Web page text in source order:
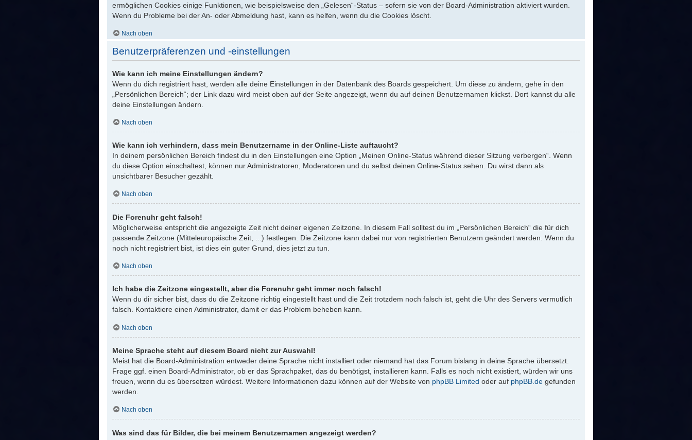
ermöglichen Cookies einige Funktionen, wie beispielsweise den „Gelesen“-Status – sofern sie von der Board-Administration aktiviert wurden.
Wenn du Probleme bei der An- oder Abmeldung hast, kann es helfen, wenn du die Cookies löscht.
Nach oben
Benutzerpräferenzen und -einstellungen
Wie kann ich meine Einstellungen ändern?
Wenn du dich registriert hast, werden alle deine Einstellungen in der Datenbank des Boards gespeichert. Um diese zu ändern, gehe in den
„Persönlichen Bereich“; der Link dazu wird meist oben auf der Seite angezeigt, wenn du auf deinen Benutzernamen klickst. Dort kannst du alle
deine Einstellungen ändern.
Nach oben
Wie kann ich verhindern, dass mein Benutzername in der Online-Liste auftaucht?
In deinem persönlichen Bereich findest du in den Einstellungen eine Option „Meinen Online-Status während dieser Sitzung verbergen“. Wenn
du diese Option einschaltest, können nur Administratoren, Moderatoren und du selbst deinen Online-Status sehen. Du wirst dann als
unsichtbarer Besucher gezählt.
Nach oben
Die Forenuhr geht falsch!
Möglicherweise entspricht die angezeigte Zeit nicht deiner eigenen Zeitzone. In diesem Fall solltest du im „Persönlichen Bereich“ die für dich
passende Zeitzone (Mitteleuropäische Zeit, ...) festlegen. Die Zeitzone kann dabei nur von registrierten Benutzern geändert werden. Wenn du
noch nicht registriert bist, ist dies ein guter Grund, dies jetzt zu tun.
Nach oben
Ich habe die Zeitzone eingestellt, aber die Forenuhr geht immer noch falsch!
Wenn du dir sicher bist, dass du die Zeitzone richtig eingestellt hast und die Zeit trotzdem noch falsch ist, geht die Uhr des Servers vermutlich
falsch. Kontaktiere einen Administrator, damit er das Problem beheben kann.
Nach oben
Meine Sprache steht auf diesem Board nicht zur Auswahl!
Meist hat die Board-Administration entweder deine Sprache nicht installiert oder niemand hat das Forum bislang in deine Sprache übersetzt.
Frage ggf. einen Board-Administrator, ob er das Sprachpaket, das du benötigst, installieren kann. Falls es noch nicht existiert, würden wir uns
freuen, wenn du es übersetzen würdest. Weitere Informationen dazu können auf der Website von phpBB Limited oder auf phpBB.degefunden
werden.
Nach oben
Was sind das für Bilder, die bei meinem Benutzernamen angezeigt werden?